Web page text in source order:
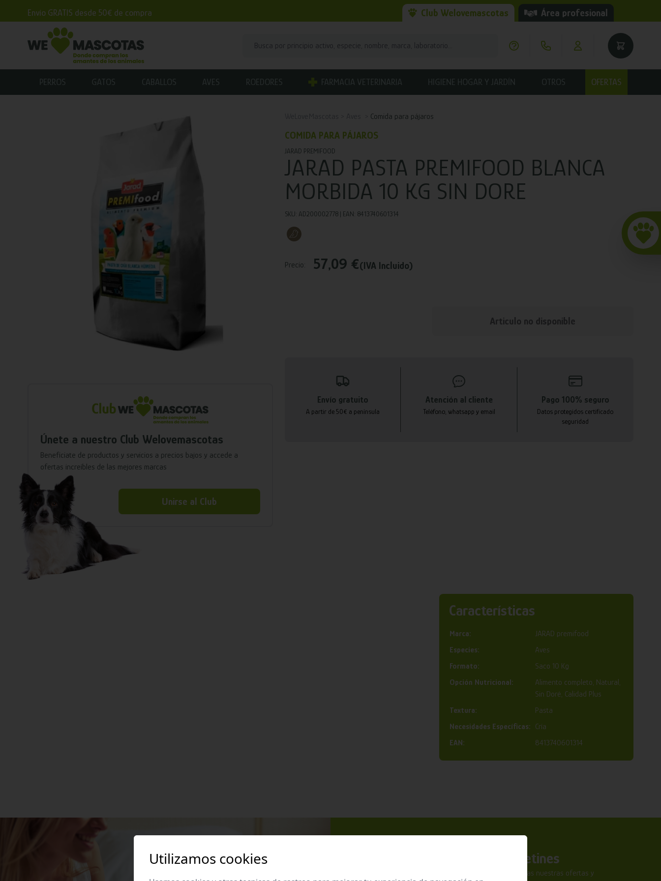
Envío GRATIS desde 50€ de compra Club Welovemascotas Área profesional
PERROS GATOS CABALLOS AVES ROEDORES FARMACIA VETERINARIA HIGIENE HOGAR Y JARDÍN OTROS OFERTAS
Únete a nuestro Club Welovemascotas
Benefíciate de productos y servicios a precios bajos y accede a
ofertas increíbles de las mejores marcas
Unirse al Club
Comida para pájaros
COMIDA PARA PÁJAROS
JARAD PREMIFOOD
JARAD PASTA PREMIFOOD BLANCA
MORBIDA 10 KG SIN DORE
SKU: AD200002778 | EAN: 8413740601314
Precio: 57,09 €(IVA Incluido)
Articulo no disponible
Envío gratuito
A partir de 50€ a península
Atención al cliente
Teléfono, whatsapp y email
Pago 100% seguro
Datos protegidos certificado
seguridad
Características
Marca:
JARAD premifood
Especies:
Aves
Formato:
Saco 10 Kg
Opción Nutricional:
Alimento completo, Natural,
Sin Doré, Calidad Plus
Textura:
Pasta
Necesidades Específicas:
Cría
EAN:
8413740601314
Apúntate a nuestros boletines
Suscríbete a nuestra newsletter y no te pierdas nuestras ofertas y
Utilizamos cookies